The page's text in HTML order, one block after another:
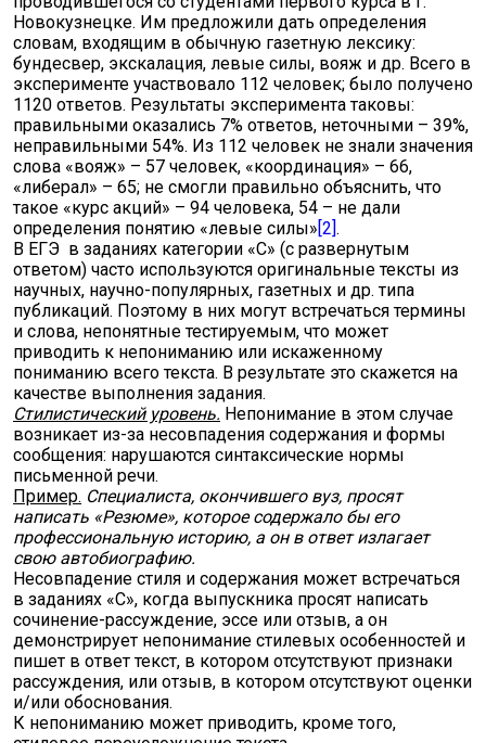
Новокузнецке. Им предложили дать определения
словам, входящим в обычную газетную лексику:
бундесвер, экскалация, левые силы, вояж и др. Всего в
эксперименте участвовало 112 человек; было получено
1120 ответов. Результаты эксперимента таковы:
правильными оказались 7% ответов, неточными – 39%,
неправильными 54%. Из 112 человек не знали значения
слова «вояж» – 57 человек, «координация» – 66,
«либерал» – 65; не смогли правильно объяснить, что
такое «курс акций» – 94 человека, 54 – не дали
определения понятию «левые силы»[2].
В ЕГЭ в заданиях категории «С» (с развернутым
ответом) часто используются оригинальные тексты из
научных, научно-популярных, газетных и др. типа
публикаций. Поэтому в них могут встречаться термины
и слова, непонятные тестируемым, что может
приводить к непониманию или искаженному
пониманию всего текста. В результате это скажется на
качестве выполнения задания.
Стилистический уровень. Непонимание в этом случае
возникает из-за несовпадения содержания и формы
сообщения: нарушаются синтаксические нормы
письменной речи.
Пример. Специалиста, окончившего вуз, просят
написать «Резюме», которое содержало бы его
профессиональную историю, а он в ответ излагает
свою автобиографию.
Несовпадение стиля и содержания может встречаться
в заданиях «С», когда выпускника просят написать
сочинение-рассуждение, эссе или отзыв, а он
демонстрирует непонимание стилевых особенностей и
пишет в ответ текст, в котором отсутствуют признаки
рассуждения, или отзыв, в котором отсутствуют оценки
и/или обоснования.
К непониманию может приводить, кроме того,